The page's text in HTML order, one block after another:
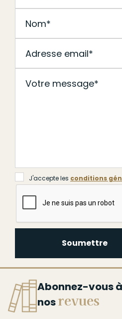
J'accepte les conditions
Soumettre
Abonnez-vous à
nosrevues